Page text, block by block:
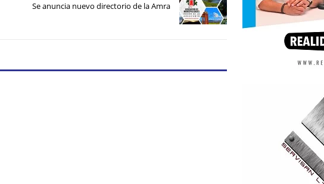
Se anuncia nuevo directorio de la Amra